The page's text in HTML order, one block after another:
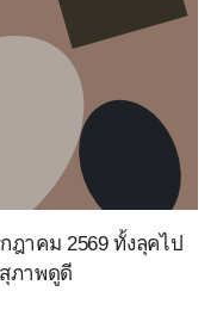
ฎาคม 2569 ทั้งลุคไป
ภาพดูดี